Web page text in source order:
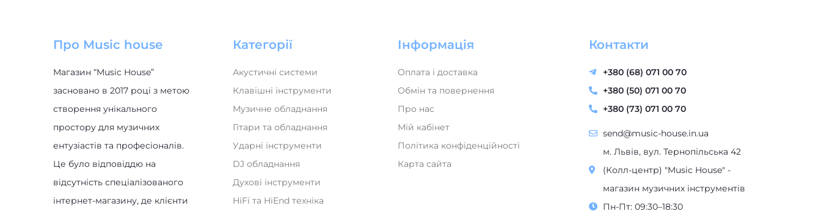
Про Music house
Магазин “Music House”
засновано в 2017 році з метою
створення унікального
простору для музичних
ентузіастів та професіоналів.
Це було відповіддю на
відсутність спеціалізованого
інтернет-магазину, де клієнти
Категорії
Акустичні системи
Клавішні інструменти
Музичне обладнання
Гітари та обладнання
Ударні інструменти
DJ обладнання
Духові інструменти
HiFi та HiEnd техніка
Інформація
Оплата і доставка
Обмін та повернення
Про нас
Мій кабінет
Політика конфіденційності
Карта сайта
Контакти
+380 (68) 071 00 70
+380 (50) 071 00 70
+380 (73) 071 00 70
send@music-house.in.ua
м. Львів, вул. Тернопільська 42
(Колл-центр) "Music House" -
магазин музичних інструментів
Пн-Пт: 09:30–18:30